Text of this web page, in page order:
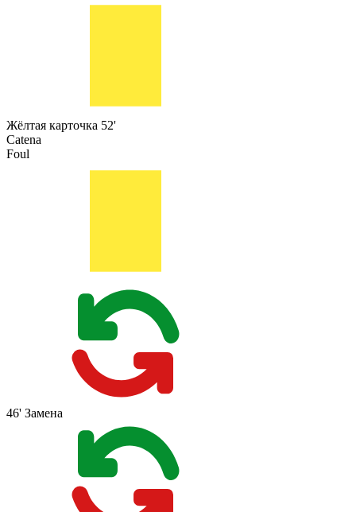
Жёлтая карточка 52'
Catena
Foul
46' Замена